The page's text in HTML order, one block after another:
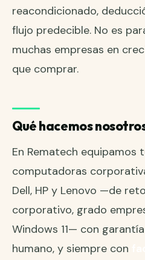
reacondicionado,
flujo predecible. No es
muchas empresas en
que comprar.
Qué hacemos
En Rematech equipamos
computadoras
Dell, HP y Lenovo —de
corporativo, grado
Windows 11— con
humano, y siempre con